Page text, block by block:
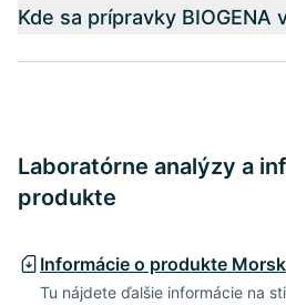
Kde sa prípravky BIOGENA
Laboratórne analýzy a
produkte
Informácie o produkte
Tu nájdete ďalšie informácie na